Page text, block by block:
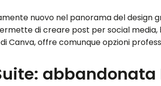
nuovo nel panorama del design
di creare post per social
Canva, offre comunque opzioni
abbandonata